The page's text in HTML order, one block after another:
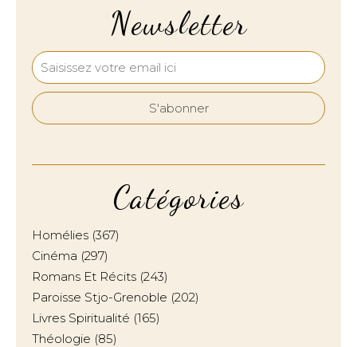
Newsletter
Catégories
Homélies (367)
Cinéma (297)
Romans Et Récits (243)
Paroisse Stjo-Grenoble (202)
Livres Spiritualité (165)
Théologie (85)